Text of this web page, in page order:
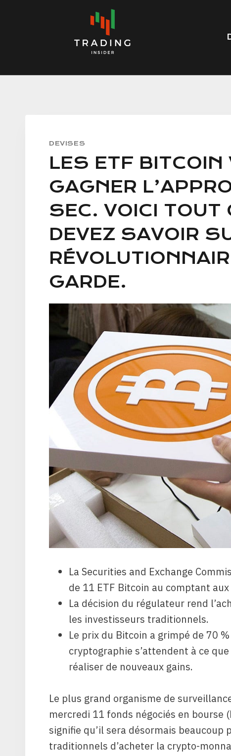
DEVISES
LES ETF BITCOIN
GAGNER
SEC. VOICI TOUT
DEVEZ SAVOIR
GARDE.
La Securities and Exchange
de 11 ETF Bitcoin au comptant
La décision du régulateur rend
les investisseurs traditionnels.
Le prix du Bitcoin a grimpé de 70
cryptographie s’attendent à ce
réaliser de nouveaux gains.
Le plus grand organisme de
mercredi 11 fonds négociés en bourse
signifie qu’il sera désormais
traditionnels d’acheter la crypto-